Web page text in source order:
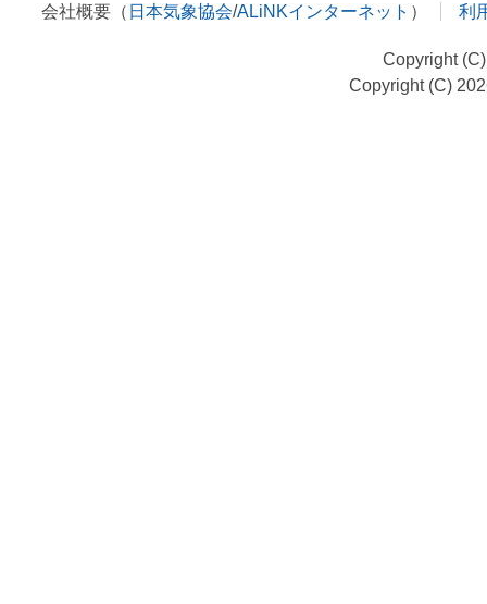
会社概要（ 日本気象協会/ALiNKインターネット ） 利
Copyright
Copyright (C)